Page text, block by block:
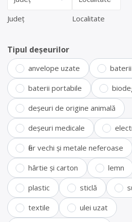
Județ Localitate
Tipul deșeurilor
anvelope uzate
baterii portabile
deșeuri de origine animală
deșeuri medicale
fier vechi și metale neferoase
hârtie și carton lemn
plastic sticlă
textile ulei uzat